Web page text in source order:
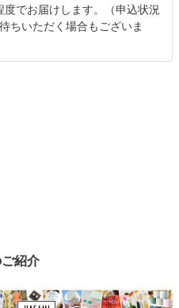
度でお届けします。（申込状況
ちいただく場合もございま
紹介